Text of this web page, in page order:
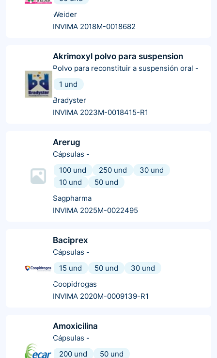
Weider
INVIMA 2018M-0018682
Akrimoxyl polvo para suspension
Polvo para reconstituir a suspensión oral -
1 und
Bradyster
INVIMA 2023M-0018415-R1
Arerug
Cápsulas -
100 und
250 und
30 und
10 und
50 und
Sagpharma
INVIMA 2025M-0022495
Baciprex
Cápsulas -
15 und
50 und
30 und
Coopidrogas
INVIMA 2020M-0009139-R1
Amoxicilina
Cápsulas -
200 und
50 und